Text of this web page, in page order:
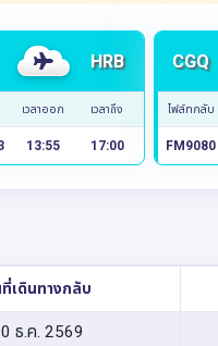
HRB
เวลาออก เวลาถึง
13:55 17:00
CGQ
ไฟล์ทกลับ
FM9080
เดินทางกลับ
ธ.ค. 2569